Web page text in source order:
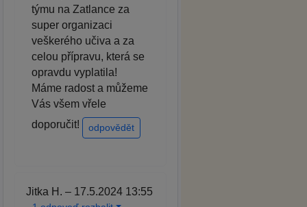
týmu na Zatlance za
super organizaci
veškerého učiva a za
celou přípravu, která se
opravdu vyplatila!
Máme radost a můžeme
Vás všem vřele
doporučit!
odpovědět
Jitka H. – 17.5.2024 13:55